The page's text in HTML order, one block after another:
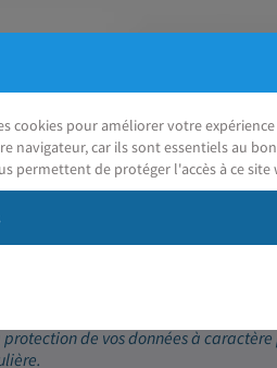
(RGPD)
de vos données à
cookies pour améliorer votre
navigateur, car ils sont essentiels au
permettent de protéger l'accès à ce site